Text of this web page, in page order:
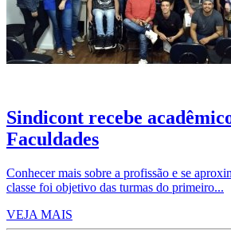
Sindicont recebe
Faculdades
Conhecer mais sobre a profissão e se
classe foi objetivo das turmas do primeiro...
VEJA MAIS